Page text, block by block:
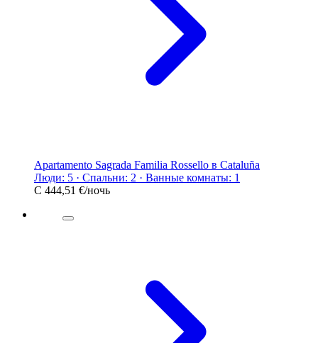
Apartamento Sagrada Familia Rossello в Cataluña
Люди: 5 · Спальни: 2 · Ванные комнаты: 1
С 444,51 €/ночь